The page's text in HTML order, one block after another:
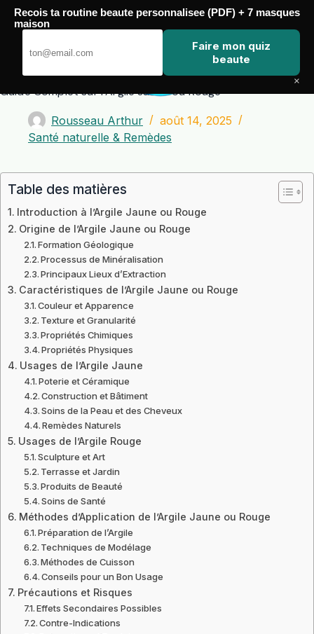
Passer
contenu
Guide Complet sur l’Argile Jaune ou Rouge
Rousseau Arthur
août 14, 2025
Santé naturelle & Remèdes
Table des matières
Introduction à l’Argile Jaune ou Rouge
Origine de l’Argile Jaune ou Rouge
Formation Géologique
Processus de Minéralisation
Principaux Lieux d’Extraction
Caractéristiques de l’Argile Jaune ou Rouge
Couleur et Apparence
Texture et Granularité
Propriétés Chimiques
Propriétés Physiques
Usages de l’Argile Jaune
Poterie et Céramique
Construction et Bâtiment
Soins de la Peau et des Cheveux
Remèdes Naturels
Usages de l’Argile Rouge
Sculpture et Art
Terrasse et Jardin
Produits de Beauté
Soins de Santé
Méthodes d’Application de l’Argile Jaune ou Rouge
Préparation de l’Argile
Techniques de Modélage
Méthodes de Cuisson
Conseils pour un Bon Usage
Précautions et Risques
Effets Secondaires Possibles
Contre-Indications
Recois ta routine beaute personnalisee (PDF) + 7 masques
maison
Faire mon quiz
beaute
×